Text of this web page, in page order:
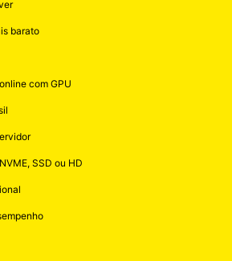
barato
com GPU
SSD ou HD